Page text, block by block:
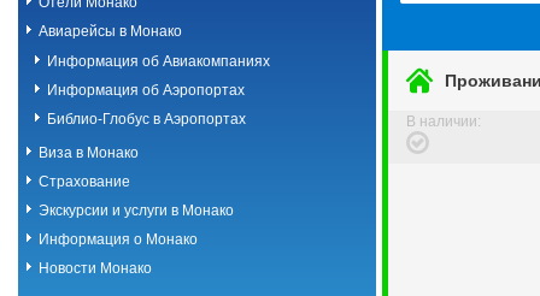
Авиарейсы в Монако
Информация об Авиакомпаниях
Информация об Аэропортах
Библио-Глобус в Аэропортах
Виза в Монако
Страхование
Экскурсии и услуги в Монако
Информация о Монако
Новости Монако
В наличии: